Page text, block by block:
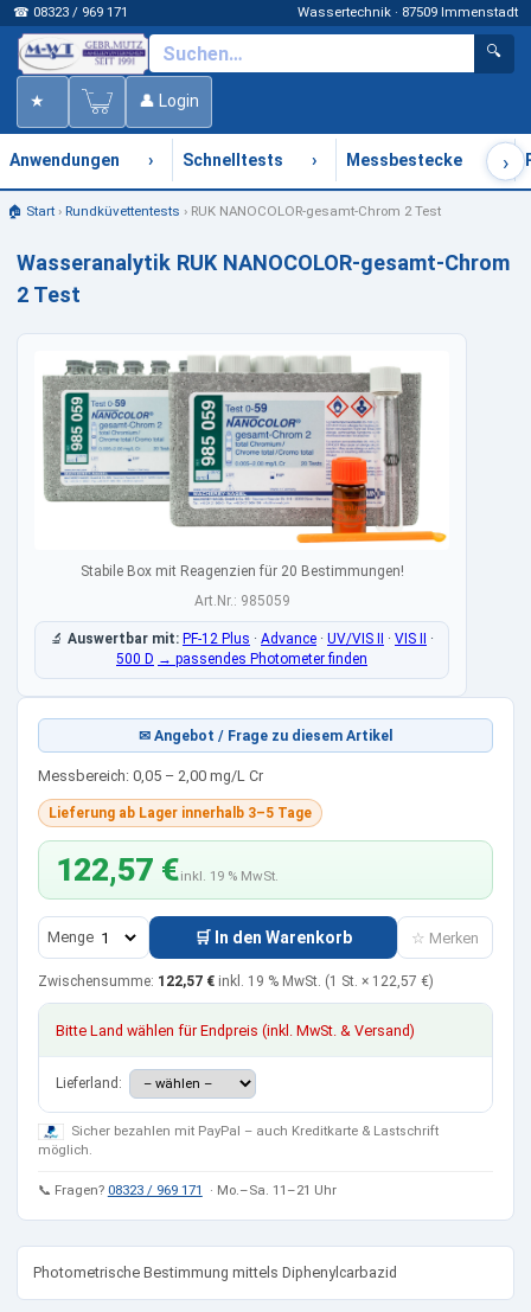
☎ 08323 / 969 171 Wassertechnik · 87509 Immenstadt
🔍
★ 👤 Login
Anwendungen › Schnelltests › Messbestecke ›
🏠 Start› Rundküvettentests › RUK NANOCOLOR-gesamt-Chrom 2 Test
Wasseranalytik RUK NANOCOLOR-gesamt-Chrom
2 Test
Stabile Box mit Reagenzien für 20 Bestimmungen!
Art.Nr.: 985059
🔬 Auswertbar mit: PF-12 Plus · Advance · UV/VIS II · VIS II
·
500 D → passendes Photometer finden
✉ Angebot / Frage zu diesem Artikel
Messbereich: 0,05 – 2,00 mg/L Cr
Lieferung ab Lager innerhalb 3–5 Tage
122,57 €inkl. 19 % MwSt.
Menge 🛒 In den Warenkorb ☆ Merken
Zwischensumme: 122,57 € inkl. 19 % MwSt. (1 St. × 122,57 €)
Bitte Land wählen für Endpreis (inkl. MwSt. & Versand)
Lieferland:
Sicher bezahlen mit PayPal – auch Kreditkarte & Lastschrift
möglich.
📞 Fragen? 08323 / 969 171 · Mo.–Sa. 11–21 Uhr
Photometrische Bestimmung mittels Diphenylcarbazid